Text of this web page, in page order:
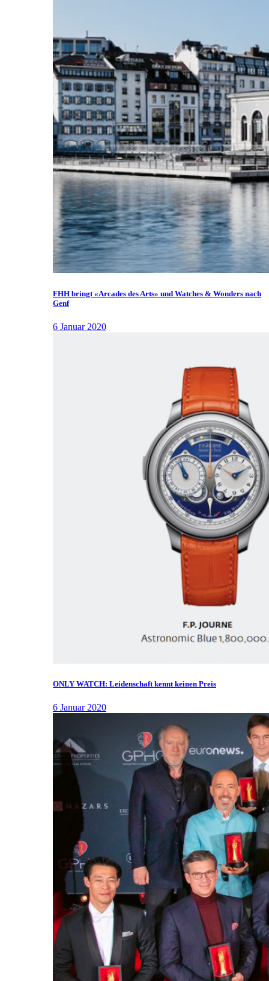
FHH bringt «Arcades des Arts» und Watches & Wonders nach
Genf
6 Januar 2020
ONLY WATCH: Leidenschaft kennt keinen Preis
6 Januar 2020